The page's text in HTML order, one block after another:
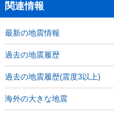
関連情報
最新の地震情報
過去の地震履歴
過去の地震履歴(震度3以上)
海外の大きな地震